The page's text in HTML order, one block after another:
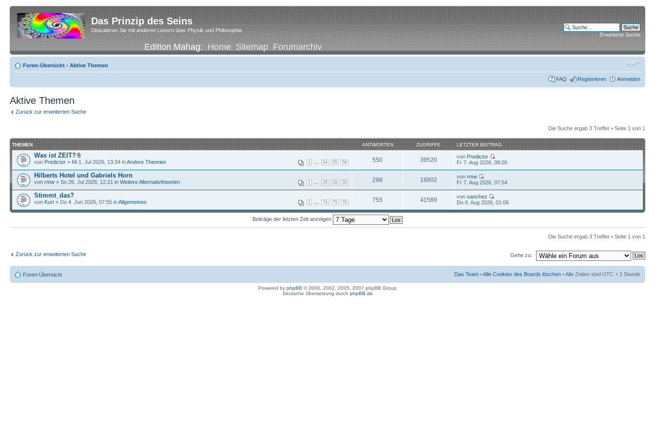
Das Prinzip des Seins
Diskutieren Sie mit anderen Lesern über Physik und Philosophie
Edition Mahag:Home Sitemap Forumarchiv
Erweiterte Suche
Foren-Übersicht • Aktive Themen
FAQ Registrieren Anmelden
Aktive Themen
Zurück zur erweiterten Suche
Die Suche ergab 3 Treffer • Seite 1 von 1
THEMEN ANTWORTEN ZUGRIFFE LETZTER BEITRAG
Was ist ZEIT?
1 54 55 56
von Predictor » Mi 1. Jul 2026, 13:34 inAndere Theorien 550 39520 von Predictor
Fr 7. Aug 2026, 08:00
Hilberts Hotel und Gabriels Horn
1 28 29 30
von rmw » So 26. Jul 2026, 12:21 in Weitere Alternativtheorien 298 18802 vonrmw
Fr 7. Aug 2026, 07:54
Stimmt_das?
1 74 75 76
von Kurt » Do 4. Jun 2026, 07:55 inAllgemeines 755 41589 vonsanchez
Do 6. Aug 2026, 01:06
Beiträge der letzten Zeit anzeigen
Die Suche ergab 3 Treffer • Seite 1 von 1
Zurück zur erweiterten Suche Gehe zu:
Foren-Übersicht Das Team •Alle Cookies des Boards löschen • Alle Zeiten sind UTC + 1 Stunde
Powered by phpBB © 2000, 2002, 2005, 2007 phpBB Group
Deutsche Übersetzung durch phpBB.de